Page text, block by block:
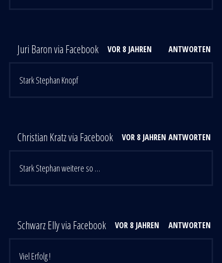
Juri Baron via Facebook VOR 8 JAHREN ANTWORTEN
Stark Stephan Knopf
Christian Kratz via Facebook VOR 8 JAHREN ANTWORTEN
Stark Stephan weitere so …
Schwarz Elly via Facebook VOR 8 JAHREN ANTWORTEN
Viel Erfolg !